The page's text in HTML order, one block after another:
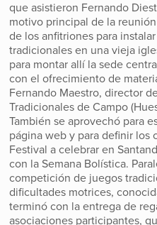
que asistieron Fernando
motivo principal de la
de los anfitriones para
tradicionales en una vieja
para montar allí la sede
con el ofrecimiento de
Fernando Maestro, director
Tradicionales de Campo
También se aprovechó para
página web y para definir
Festival a celebrar en
con la Semana Bolística.
competición de juegos
dificultades motrices,
terminó con la entrega de
asociaciones participantes,